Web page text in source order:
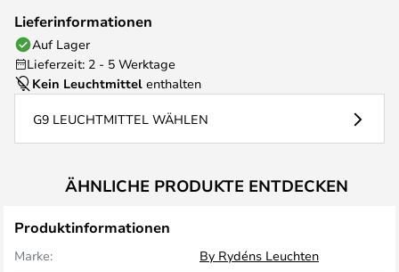
Lieferinformationen
Auf Lager
Lieferzeit: 2 - 5 Werktage
Kein Leuchtmittel enthalten
G9 LEUCHTMITTEL WÄHLEN
ÄHNLICHE PRODUKTE ENTDECKEN
Produktinformationen
Marke:
By Rydéns Leuchten